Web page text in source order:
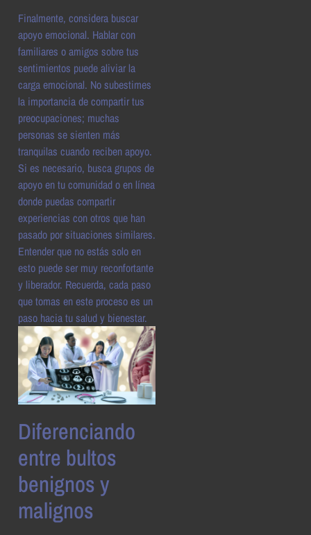
Finalmente, considera buscar
apoyo emocional. Hablar con
familiares o amigos sobre tus
sentimientos puede aliviar la
carga emocional. No subestimes
la importancia de compartir tus
preocupaciones; muchas
personas se sienten más
tranquilas cuando reciben apoyo.
Si es necesario, busca grupos de
apoyo en tu comunidad o en línea
donde puedas compartir
experiencias con otros que han
pasado por situaciones similares.
Entender que no estás solo en
esto puede ser muy reconfortante
y liberador. Recuerda, cada paso
que tomas en este proceso es un
paso hacia tu salud y bienestar.
Diferenciando
entre bultos
benignos y
malignos